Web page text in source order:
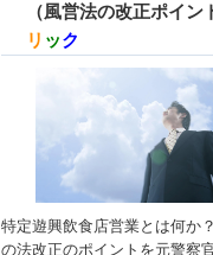
（風営法の改正ポイン
リ ック
特定遊興飲食店営業とは何か
の法改正のポイントを元警察